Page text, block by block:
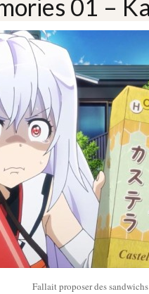
01 –
Fallait proposer des